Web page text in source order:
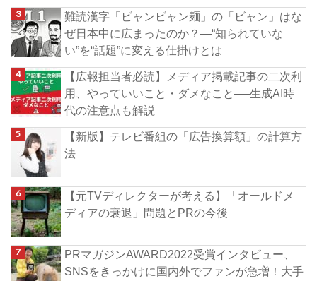
難読漢字「ビャンビャン麺」の「ビャン」はな
ぜ日本中に広まったのか？―“知られていな
い”を“話題”に変える仕掛けとは
【広報担当者必読】メディア掲載記事の二次利
用、やっていいこと・ダメなこと──生成AI時
代の注意点も解説
【新版】テレビ番組の「広告換算額」の計算方
法
【元TVディレクターが考える】「オールドメ
ディアの衰退」問題とPRの今後
PRマガジンAWARD2022受賞インタビュー、
SNSをきっかけに国内外でファンが急増！大手